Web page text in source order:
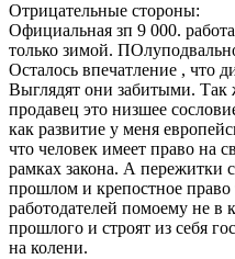
Отрицательные стороны:
Официальная зп 9 000.
только зимой.
Осталось впечатление , что
Выглядят они забитыми. Так
продавец это низшее
как развитие у меня
что человек имеет право на
рамках закона. А пережитки
прошлом и крепостное
работодателей помоему не в
прошлого и строят из себя
на колени.